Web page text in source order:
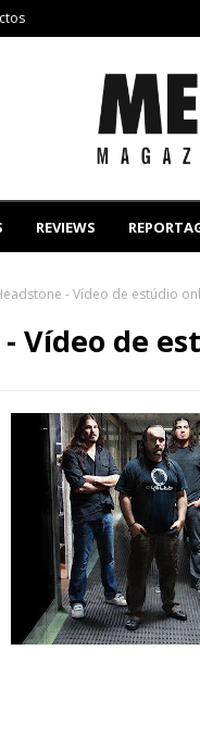
REVIEWS
- Vídeo de estúdio
Vídeo de